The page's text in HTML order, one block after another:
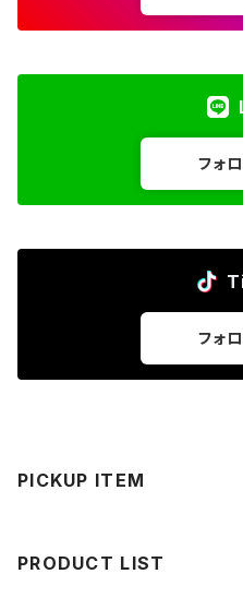
フォ
フォ
PICKUP ITEM
PRODUCT LIST